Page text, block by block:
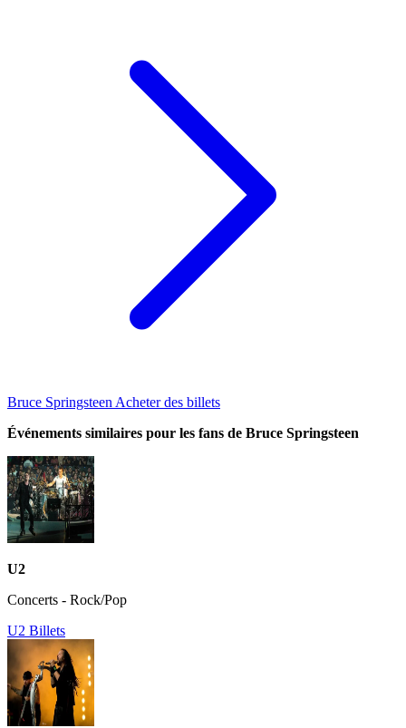
Bruce Springsteen Acheter des billets
Événements similaires pour les fans de Bruce Springsteen
U2
Concerts - Rock/Pop
U2 Billets